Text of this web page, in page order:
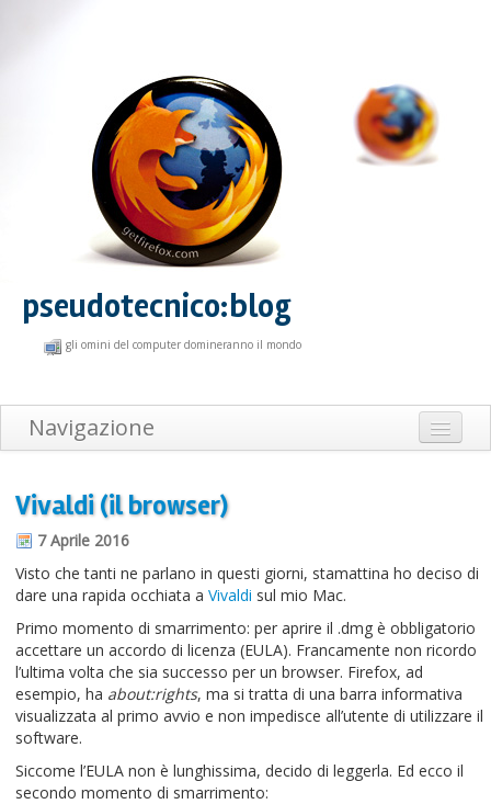
pseudotecnico:blog
gli omini del computer domineranno il mondo
Navigazione
Informazioni sul blog
Contatti
Varie
Cookie
Vivaldi (il browser)
7 Aprile 2016
Visto che tanti ne parlano in questi giorni, stamattina ho deciso di
dare una rapida occhiata a Vivaldi sul mio Mac.
Primo momento di smarrimento: per aprire il .dmg è obbligatorio
accettare un accordo di licenza (EULA). Francamente non ricordo
l’ultima volta che sia successo per un browser. Firefox, ad
esempio, ha about:rights, ma si tratta di una barra informativa
visualizzata al primo avvio e non impedisce all’utente di utilizzare il
software.
Siccome l’EULA non è lunghissima, decido di leggerla. Ed ecco il
secondo momento di smarrimento: